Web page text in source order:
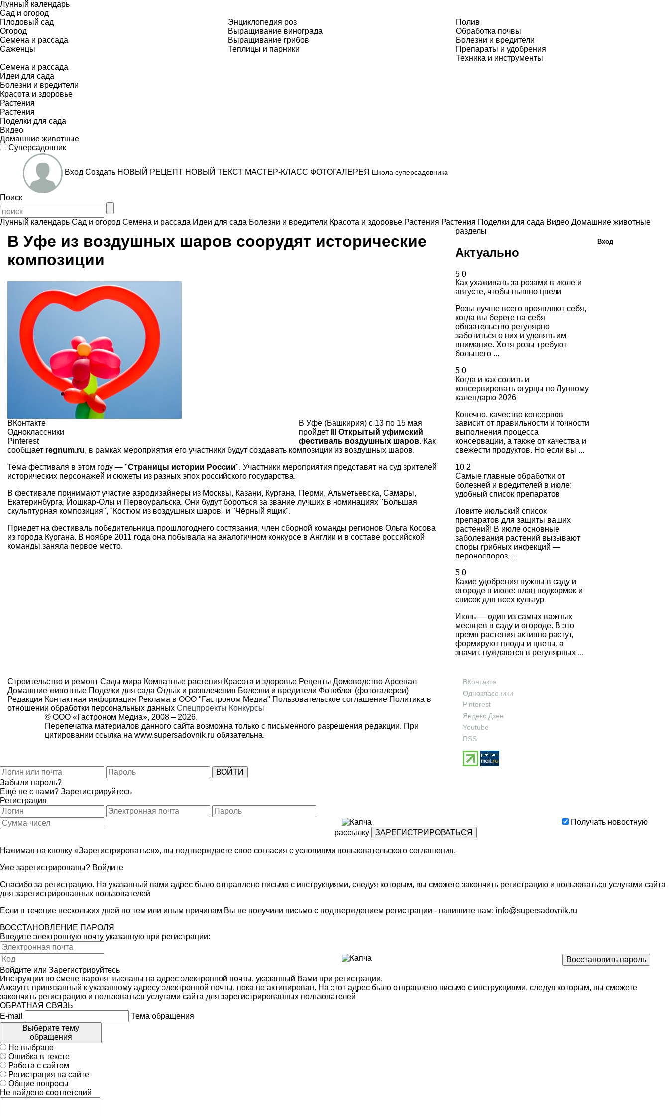
Лунный календарь
Сад и огород
Плодовый сад
Огород
Семена и рассада
Саженцы
Энциклопедия роз
Выращивание винограда
Выращивание грибов
Теплицы и парники
Полив
Обработка почвы
Болезни и вредители
Препараты и удобрения
Техника и инструменты
Семена и рассада
Идеи для сада
Болезни и вредители
Красота и здоровье
Растения
Растения
Поделки для сада
Видео
Домашние животные
Суперсадовник
Вход Создать НОВЫЙ РЕЦЕПТ НОВЫЙ ТЕКСТ МАСТЕР-КЛАСС ФОТОГАЛЕРЕЯ Школа суперсадовника
Поиск
Лунный календарь Сад и огород Семена и рассада Идеи для сада Болезни и вредители Красота и здоровье Растения Растения Поделки для сада Видео Домашние животные
В Уфе из воздушных шаров соорудят исторические
композиции
ВКонтакте
Одноклассники
Pinterest
В Уфе (Башкирия) с 13 по 15 мая
пройдет
III Открытый уфимский
фестиваль воздушных шаров. Как
сообщает regnum.ru, в рамках мероприятия его участники будут создавать композиции из воздушных шаров.
Тема фестиваля в этом году — "Страницы истории России". Участники мероприятия представят на суд зрителей
исторических персонажей и сюжеты из разных эпох российского государства.
В фестивале принимают участие аэродизайнеры из Москвы, Казани, Кургана, Перми, Альметьевска, Самары,
Екатеринбурга, Йошкар-Олы и Первоуральска. Они будут бороться за звание лучших в номинациях "Большая
скульптурная композиция", "Костюм из воздушных шаров" и "Чёрный ящик".
Приедет на фестиваль победительница прошлогоднего состязания, член сборной команды регионов Ольга Косова
из города Кургана. В ноябре 2011 года она побывала на аналогичном конкурсе в Англии и в составе российской
команды заняла первое место.
разделы
Актуально
5 0
Как ухаживать за розами в июле и
августе, чтобы пышно цвели
Розы лучше всего проявляют себя,
когда вы берете на себя
обязательство регулярно
заботиться о них и уделять им
внимание. Хотя розы требуют
большего ...
5 0
Когда и как солить и
консервировать огурцы по Лунному
календарю 2026
Конечно, качество консервов
зависит от правильности и точности
выполнения процесса
консервации, а также от качества и
свежести продуктов. Но если вы ...
10 2
Самые главные обработки от
болезней и вредителей в июле:
удобный список препаратов
Ловите июльский список
препаратов для защиты ваших
растений! В июле основные
заболевания растений вызывают
споры грибных инфекций —
пероноспороз, ...
5 0
Какие удобрения нужны в саду и
огороде в июле: план подкормок и
список для всех культур
Июль — один из самых важных
месяцев в саду и огороде. В это
время растения активно растут,
формируют плоды и цветы, а
значит, нуждаются в регулярных ...
Строительство и ремонт Сады мира Комнатные растения Красота и здоровье Рецепты Домоводство Арсенал
Домашние животные Поделки для сада Отдых и развлечения Болезни и вредители Фотоблог (фотогалереи)
Редакция Контактная информация Реклама в ООО "Гастроном Медиа" Пользовательское соглашение Политика в
отношении обработки персональных данных Спецпроекты Конкурсы
© ООО «Гастроном Медиа», 2008 – 2026.
Перепечатка материалов данного сайта возможна только с письменного разрешения редакции. При
цитировании ссылка на www.supersadovnik.ru обязательна.
ВКонтакте
Одноклассники
Pinterest
Яндекс Дзен
Youtube
RSS
Вход
Забыли пароль?
Ещё не с нами? Зарегистрируйтесь
Регистрация
Получать новостную
рассылку
Нажимая на кнопку «Зарегистрироваться», вы подтверждаете свое согласия с условиями пользовательского соглашения.
Уже зарегистрированы? Войдите
Спасибо за регистрацию. На указанный вами адрес было отправлено письмо с инструкциями, следуя которым, вы сможете закончить регистрацию и пользоваться услугами сайта
для зарегистрированных пользователей
Если в течение нескольких дней по тем или иным причинам Вы не получили письмо с подтверждением регистрации - напишите нам: info@supersadovnik.ru
ВОССТАНОВЛЕНИЕ ПАРОЛЯ
Введите электронную почту указанную при регистрации:
Войдите или Зарегистрируйтесь
Инструкции по смене пароля высланы на адрес электронной почты, указанный Вами при регистрации.
Аккаунт, привязанный к указанному адресу электронной почты, пока не активирован. На этот адрес было отправлено письмо с инструкциями, следуя которым, вы сможете
закончить регистрацию и пользоваться услугами сайта для зарегистрированных пользователей
ОБРАТНАЯ СВЯЗЬ
E-mail
Тема обращения
Выберите тему
обращения
Не выбрано
Ошибка в тексте
Работа с сайтом
Регистрация на сайте
Общие вопросы
Не найдено соответсвий